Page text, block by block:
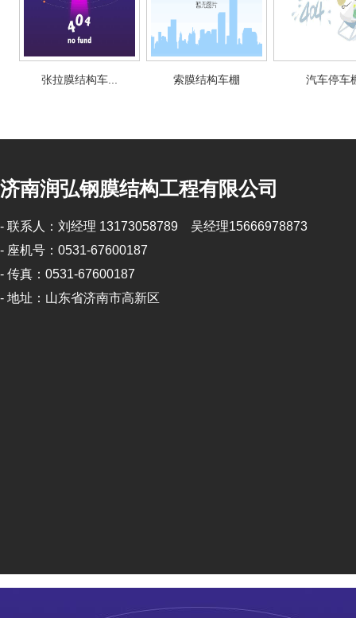
张拉膜结构车... 索膜结构车棚 汽车停车
济南润弘钢膜结构工程有限公司
- 联系人：刘经理 13173058789 吴经理15666978873
- 座机号：0531-67600187
- 传真：0531-67600187
- 地址：山东省济南市高新区